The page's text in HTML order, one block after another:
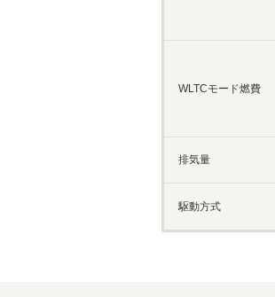
WLTCモード燃費
排気量
駆動方式